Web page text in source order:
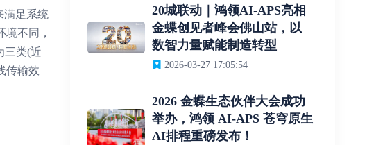
满足系统
不同，
三类(近
传输效
20城联动｜鸿领AI-APS亮相
金蝶创见者峰会佛山站，以
数智力量赋能制造转型
2026-03-27 17:05:54
2026 金蝶生态伙伴大会成功
举办，鸿领 AI-APS 苍穹原生
AI排程重磅发布！